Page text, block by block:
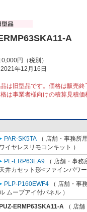
A
円（税別）
年12月16日
は旧型品です。価格は販売終
は事業者様向けの積算見積価
PAR-SK5TA （ 店舗・事務所
ワイヤレスリモコンキット ）
PL-ERP63EA9 （ 店舗・事
天井カセット形<ファインパワー
PLP-P160EWF4 （ 店舗・事
ル ムーブアイ付パネル ）
PUZ-ERMP63SKA11-A （ 店